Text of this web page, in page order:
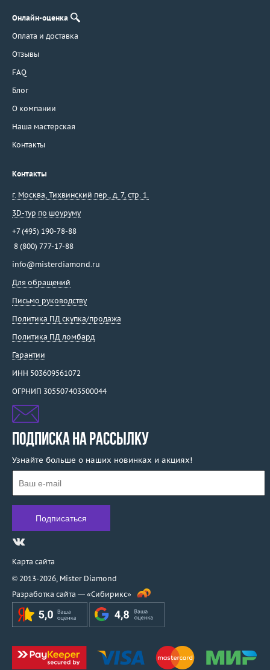
Онлайн-оценка
Оплата и доставка
Отзывы
FAQ
Блог
О компании
Наша мастерская
Контакты
Контакты
г. Москва, Тихвинский пер., д. 7, стр. 1.
3D-тур по шоуруму
+7 (495) 190-78-88
8 (800) 777-17-88
info@misterdiamond.ru
Для обращений
Письмо руководству
Политика ПД скупка/продажа
Политика ПД ломбард
Гарантии
ИНН 503609561072
ОГРНИП 305507403500044
ПОДПИСКА НА РАССЫЛКУ
Узнайте больше о наших новинках и акциях!
Карта сайта
© 2013-2026, Mister Diamond
Разработка сайта — «Сибирикс»